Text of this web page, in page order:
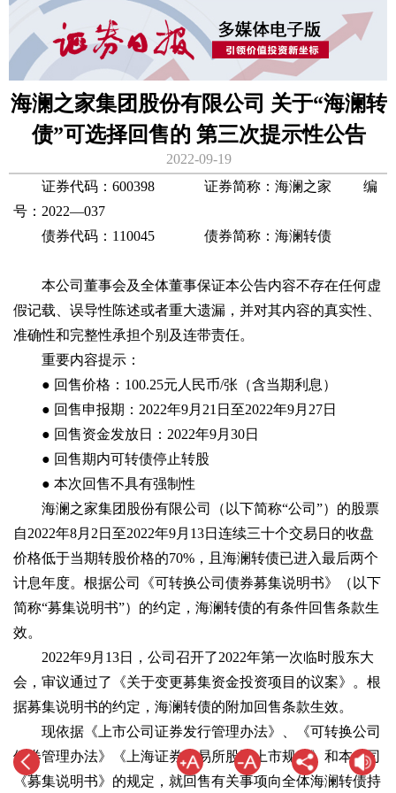
海澜之家集团股份有限公司 关于“海澜转
债”可选择回售的 第三次提示性公告
2022-09-19
证券代码：600398 证券简称：海澜之家 编
号：2022—037
债券代码：110045 债券简称：海澜转债
本公司董事会及全体董事保证本公告内容不存在任何虚
假记载、误导性陈述或者重大遗漏，并对其内容的真实性、
准确性和完整性承担个别及连带责任。
重要内容提示：
● 回售价格：100.25元人民币/张（含当期利息）
● 回售申报期：2022年9月21日至2022年9月27日
● 回售资金发放日：2022年9月30日
● 回售期内可转债停止转股
● 本次回售不具有强制性
海澜之家集团股份有限公司（以下简称“公司”）的股票
自2022年8月2日至2022年9月13日连续三十个交易日的收盘
价格低于当期转股价格的70%，且海澜转债已进入最后两个
计息年度。根据公司《可转换公司债券募集说明书》（以下
简称“募集说明书”）的约定，海澜转债的有条件回售条款生
效。
2022年9月13日，公司召开了2022年第一次临时股东大
会，审议通过了《关于变更募集资金投资项目的议案》。根
据募集说明书的约定，海澜转债的附加回售条款生效。
现依据《上市公司证券发行管理办法》、《可转换公司
债券管理办法》《上海证券交易所股票上市规则》和本公司
《募集说明书》的规定，就回售有关事项向全体海澜转债持